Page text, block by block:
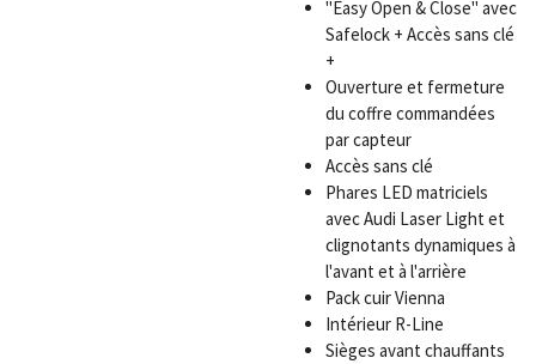
"Easy Open & Close" avec
Safelock + Accès sans clé
+
Ouverture et fermeture
du coffre commandées
par capteur
Accès sans clé
Phares LED matriciels
avec Audi Laser Light et
clignotants dynamiques à
l'avant et à l'arrière
Pack cuir Vienna
Intérieur R-Line
Sièges avant chauffants